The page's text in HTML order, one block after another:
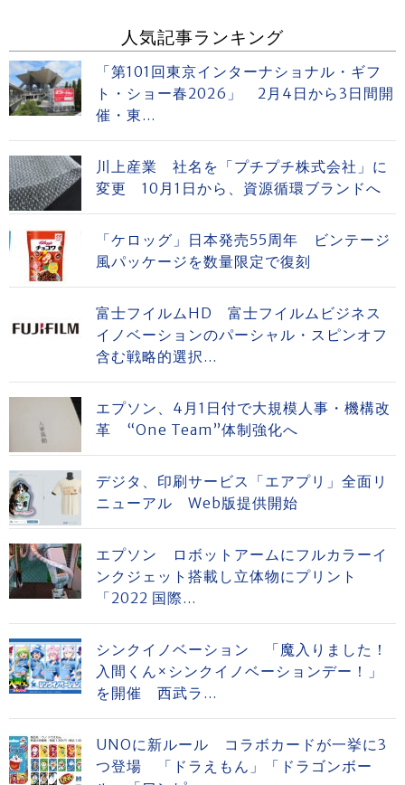
人気記事ランキング
「第101回東京インターナショナル・ギフ
ト・ショー春2026」 2月4日から3日間開
催・東...
川上産業 社名を「プチプチ株式会社」に
変更 10月1日から、資源循環ブランドへ
「ケロッグ」日本発売55周年 ビンテージ
風パッケージを数量限定で復刻
富士フイルムHD 富士フイルムビジネス
イノベーションのパーシャル・スピンオフ
含む戦略的選択...
エプソン、4月1日付で大規模人事・機構改
革 “One Team”体制強化へ
デジタ、印刷サービス「エアプリ」全面リ
ニューアル Web版提供開始
エプソン ロボットアームにフルカラーイ
ンクジェット搭載し立体物にプリント
「2022 国際...
シンクイノベーション 「魔入りました！
入間くん×シンクイノベーションデー！」
を開催 西武ラ...
UNOに新ルール コラボカードが一挙に3
つ登場 「ドラえもん」「ドラゴンボー